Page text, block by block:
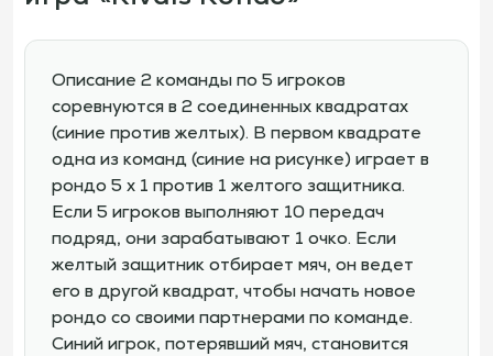
Свяжитесь с нами
TelegramMAX
Описание 2 команды по 5 игроков
соревнуются в 2 соединенных квадратах
(синие против желтых). В первом квадрате
одна из команд (синие на рисунке) играет в
рондо 5 х 1 против 1 желтого защитника.
Если 5 игроков выполняют 10 передач
подряд, они зарабатывают 1 очко. Если
желтый защитник отбирает мяч, он ведет
его в другой квадрат, чтобы начать новое
рондо со своими партнерами по команде.
Синий игрок, потерявший мяч, становится